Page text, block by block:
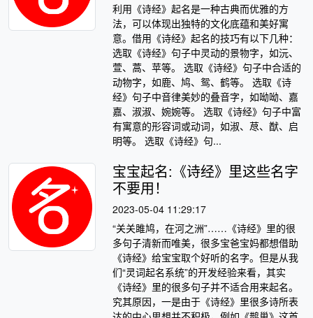
利用《诗经》起名是一种古典而优雅的方
法，可以体现出独特的文化底蕴和美好寓
意。借用《诗经》起名的技巧有以下几种：
选取《诗经》句子中灵动的景物字，如沅、
萱、蒿、苹等。 选取《诗经》句子中合适的
动物字，如鹿、鸠、鸳、鹤等。 选取《诗
经》句子中音律美妙的叠音字，如呦呦、嘉
嘉、淑淑、婉婉等。 选取《诗经》句子中富
有寓意的形容词或动词，如淑、荩、猷、启
明等。 选取《诗经》句...
宝宝起名:《诗经》里这些名字
不要用！
2023-05-04 11:29:17
“关关雎鸠，在河之洲”……《诗经》里的很
多句子清新而唯美，很多宝爸宝妈都想借助
《诗经》给宝宝取个好听的名字。但是从我
们“灵词起名系统”的开发经验来看，其实
《诗经》里的很多句子并不适合用来起名。
究其原因，一是由于《诗经》里很多诗所表